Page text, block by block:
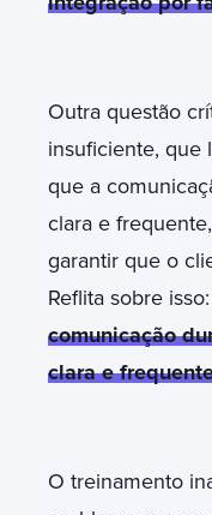
Outra questão
insuficiente, que
que a
clara e
garantir que o
Reflita sobre isso:
comunicação
clara e
O treinamento